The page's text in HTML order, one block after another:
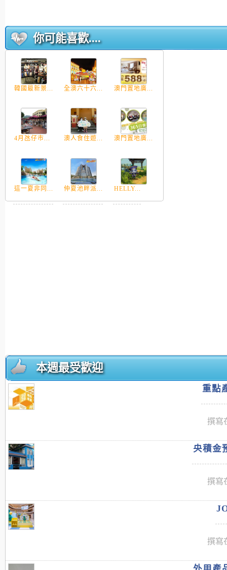
你可能喜歡....
韓國最新景... 全澳六十六... 澳門置地廣...
4月氹仔市... 澳人食住遊... 澳門置地廣...
這一夏非同... 仲夏池畔派... HELLY...
本週最受歡迎
重點
撰寫
央積金
撰寫
撰寫